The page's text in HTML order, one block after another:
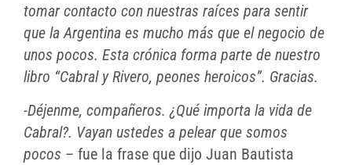
tomar contacto con nuestras raíces para sentir
que la Argentina es mucho más que el negocio de
unos pocos. Esta crónica forma parte de nuestro
libro “Cabral y Rivero, peones heroicos”. Gracias.
-Déjenme, compañeros. ¿Qué importa la vida de
Cabral?. Vayan ustedes a pelear que somos
pocos – fue la frase que dijo Juan Bautista